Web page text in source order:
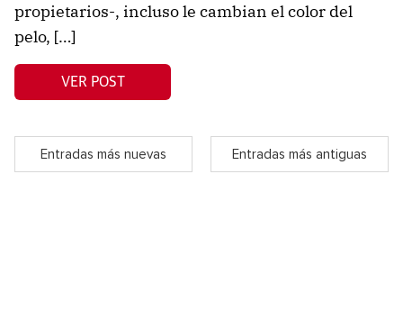
propietarios-, incluso le cambian el color del
pelo, […]
VER POST
Entradas más nuevas Entradas más antiguas